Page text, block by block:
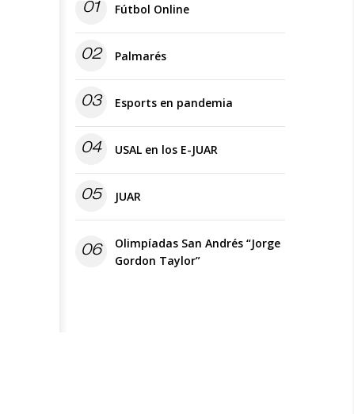
01 Fútbol Online
02 Palmarés
03 Esports en pandemia
04 USAL en los E-JUAR
05 JUAR
06
Olimpíadas San Andrés “Jorge
Gordon Taylor”